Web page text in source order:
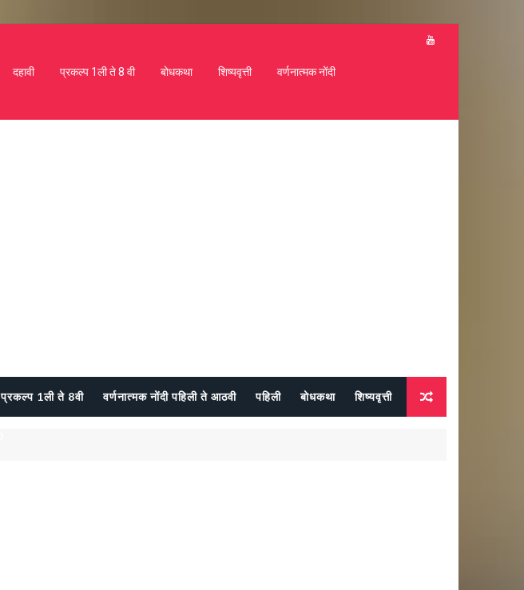
दहावी प्रकल्प 1ली ते 8 वी बोधकथा शिष्यवृत्ती वर्णनात्मक नोंदी
प्रकल्प 1ली ते 8वी वर्णनात्मक नोंदी पहिली ते आठवी पहिली बोधकथा शिष्यवृत्ती